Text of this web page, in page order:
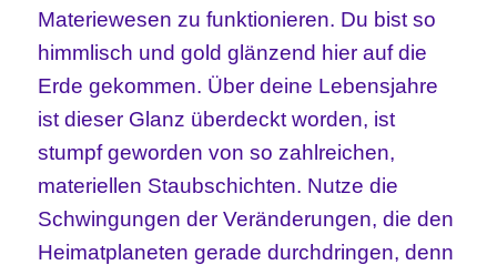
Materiewesen zu funktionieren. Du bist so
himmlisch und gold glänzend hier auf die
Erde gekommen. Über deine Lebensjahre
ist dieser Glanz überdeckt worden, ist
stumpf geworden von so zahlreichen,
materiellen Staubschichten. Nutze die
Schwingungen der Veränderungen, die den
Heimatplaneten gerade durchdringen, denn